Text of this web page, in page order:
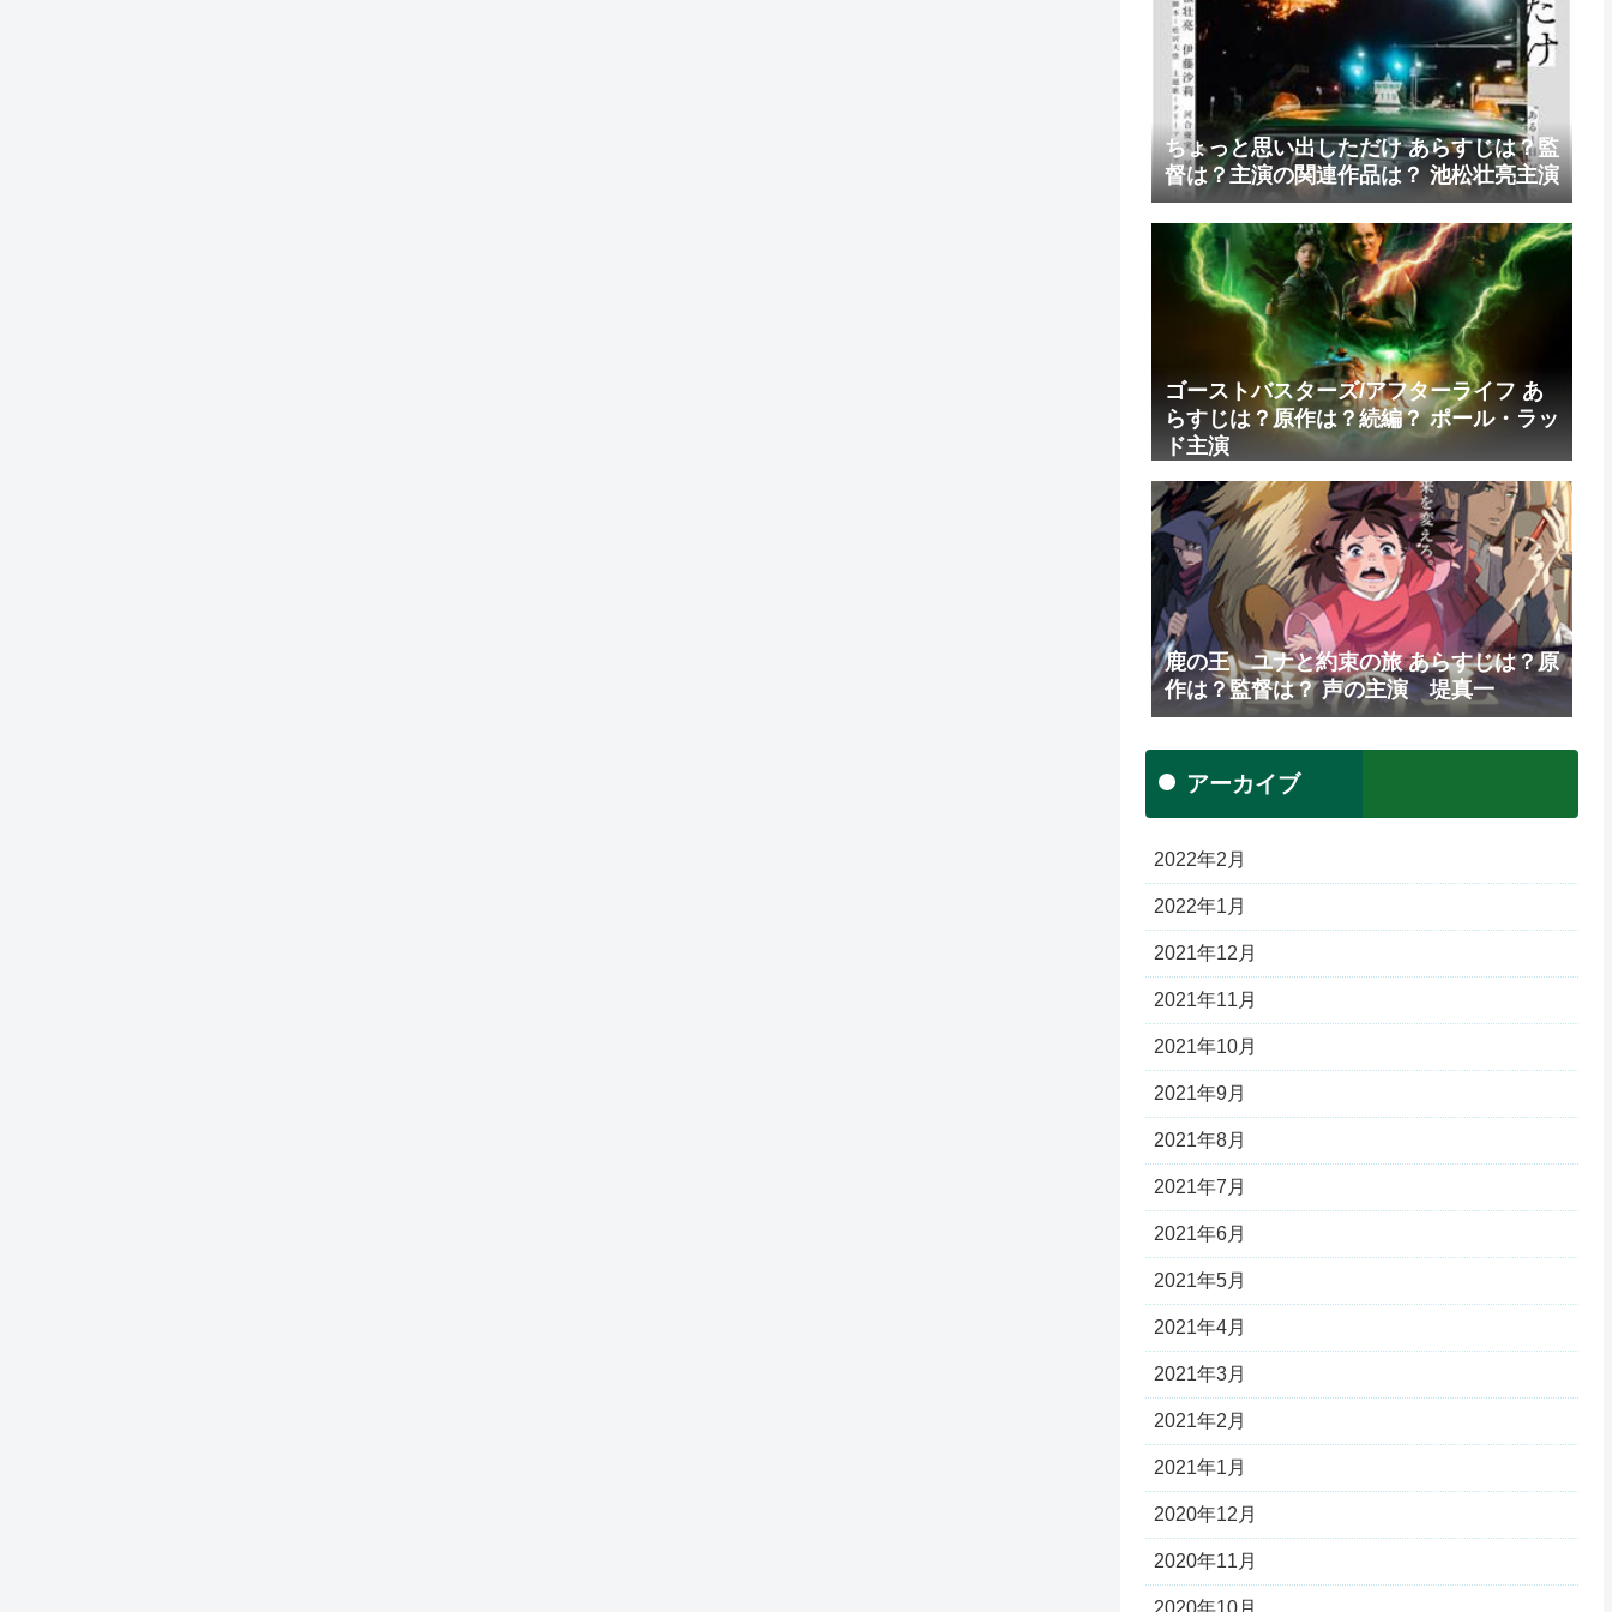
ちょっと思い出しただけ あらすじは？監
督は？主演の関連作品は？ 池松壮亮主演
ゴーストバスターズ/アフターライフ あ
らすじは？原作は？続編？ ポール・ラッ
ド主演
鹿の王 ユナと約束の旅 あらすじは？原
作は？監督は？ 声の主演 堤真一
アーカイブ
2022年2月
2022年1月
2021年12月
2021年11月
2021年10月
2021年9月
2021年8月
2021年7月
2021年6月
2021年5月
2021年4月
2021年3月
2021年2月
2021年1月
2020年12月
2020年11月